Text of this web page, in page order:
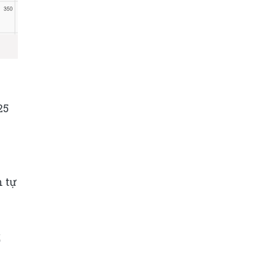
tự